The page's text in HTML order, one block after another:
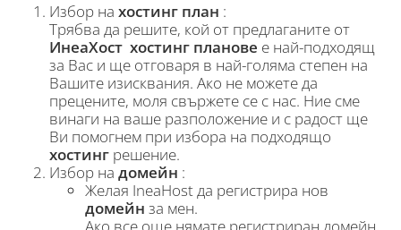
Избор на хостинг план :
Трябва да решите, кой от предлаганите от
ИнеаХост хостинг планове е най-подходящ
за Вас и ще отговаря в най-голяма степен на
Вашите изисквания. Ако не можете да
прецените, моля свържете се с нас. Ние сме
винаги на ваше разположение и с радост ще
Ви помогнем при избора на подходящо
хостинг решение.
Избор на домейн :
Желая IneaHost да регистрира нов
домейн за мен.